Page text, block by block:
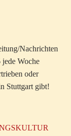
Nachrichten
jede Woche
oder
Stuttgart gibt!